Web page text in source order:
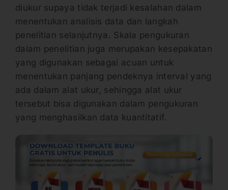
diukur supaya tidak terjadi kesalahan dalam
menentukan analisis data dan langkah
penelitian selanjutnya. Skala pengukuran
dalam penelitian juga merupakan kesepakatan
yang digunakan sebagai acuan untuk
menentukan panjang pendeknya interval yang
ada dalam alat ukur, sehingga alat ukur
tersebut bisa digunakan dalam pengukuran
yang menghasilkan data kuantitatif.